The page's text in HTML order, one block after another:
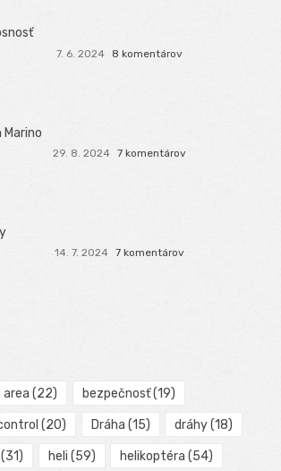
7. 6. 2024 8 komentárov
Marino
29. 8. 2024 7 komentárov
14. 7. 2024 7 komentárov
area (22) bezpečnosť(19)
(20) Dráha (15) dráhy(18)
(31) heli (59) helikoptéra (54)